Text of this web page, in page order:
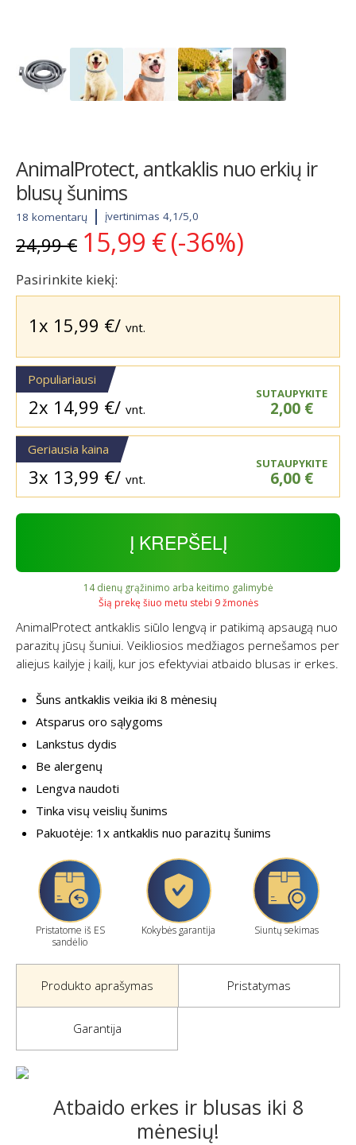
AnimalProtect, antkaklis nuo erkių ir
blusų šunims
18 komentarų įvertinimas 4,1/5,0
24,99€ Original
price
was:
24,99 €.
15,99 € Current
price
15,99 €.
(-36%)
Pasirinkite kiekį:
1x 15,99 €/ vnt.
Populiariausi
2x 14,99 €/ vnt.
SUTAUPYKITE
2,00 €
Geriausia kaina
3x 13,99 €/ vnt.
SUTAUPYKITE
6,00 €
Į KREPŠELĮ
14 dienų grąžinimo arba keitimo galimybė
Šią prekę šiuo metu stebi 9 žmonės
AnimalProtect antkaklis siūlo lengvą ir patikimą apsaugą nuo
parazitų jūsų šuniui. Veikliosios medžiagos pernešamos per
aliejus kailyje į kailį, kur jos efektyviai atbaido blusas ir erkes.
Šuns antkaklis veikia iki 8 mėnesių
Atsparus oro sąlygoms
Lankstus dydis
Be alergenų
Lengva naudoti
Tinka visų veislių šunims
Pakuotėje: 1x antkaklis nuo parazitų šunims
Pristatome iš ES
sandėlio
Kokybės garantija Siuntų sekimas
Produkto aprašymas Pristatymas
Garantija
Atbaido erkes ir blusas iki 8
mėnesių!